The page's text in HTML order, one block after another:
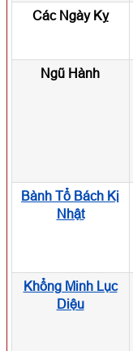
Các Ngày Kỵ
Ngũ Hành
Bành Tổ Bách Kị
Nhật
Khổng Minh Lục
Diệu